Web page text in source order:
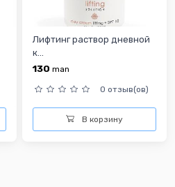
Лифтинг раствор дневной
к...
130 man
0 отзыв(ов)
В корзину